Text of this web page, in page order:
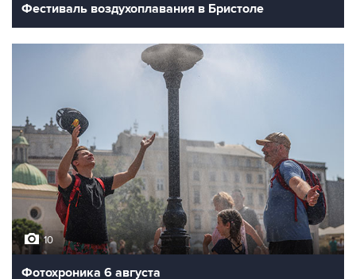
Фестиваль воздухоплавания в Бристоле
10
Фотохроника 6 августа